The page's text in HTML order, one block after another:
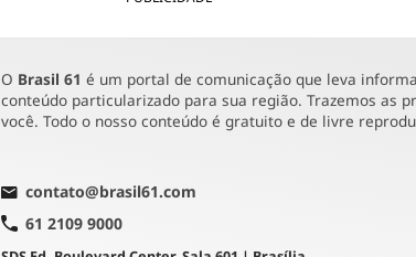
O Brasil 61 é um portal de comunicação que leva
conteúdo particularizado para sua região. Trazemos as
você. Todo o nosso conteúdo é gratuito e de livre
contato@brasil61.com
61 2109 9000